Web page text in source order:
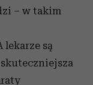
– w takim
lekarze są